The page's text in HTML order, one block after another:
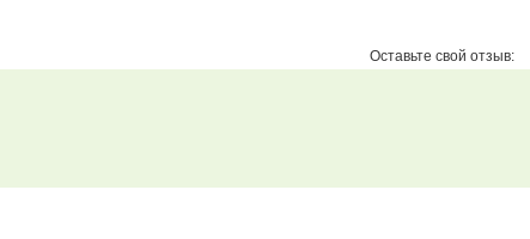
Оставьте свой отзыв: